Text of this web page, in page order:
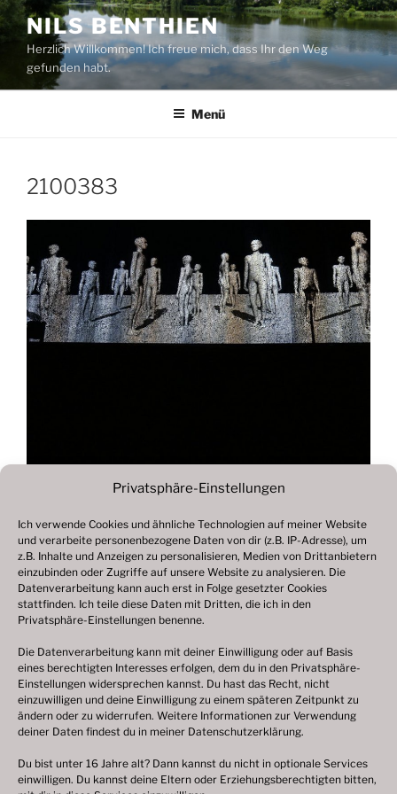
Privatsphäre-Einstellungen
Ich verwende Cookies und ähnliche Technologien auf meiner Website
und verarbeite personenbezogene Daten von dir (z.B. IP-Adresse), um
z.B. Inhalte und Anzeigen zu personalisieren, Medien von Drittanbietern
einzubinden oder Zugriffe auf unsere Website zu analysieren. Die
Datenverarbeitung kann auch erst in Folge gesetzter Cookies
stattfinden. Ich teile diese Daten mit Dritten, die ich in den
Privatsphäre-Einstellungen benenne.
Die Datenverarbeitung kann mit deiner Einwilligung oder auf Basis
eines berechtigten Interesses erfolgen, dem du in den Privatsphäre-
Einstellungen widersprechen kannst. Du hast das Recht, nicht
einzuwilligen und deine Einwilligung zu einem späteren Zeitpunkt zu
ändern oder zu widerrufen. Weitere Informationen zur Verwendung
deiner Daten findest du in meiner Datenschutzerklärung.
Du bist unter 16 Jahre alt? Dann kannst du nicht in optionale Services
einwilligen. Du kannst deine Eltern oder Erziehungsberechtigten bitten,
Zum
Inhalt
springen
NILS BENTHIEN
Herzlich Willkommen! Ich freue mich, dass Ihr den Weg
gefunden habt.
Menü
2100383
Beitragsnavigation
Vorheriger
Beitrag
Fotogalerie 2021
© 2003 – 2025 nilsbenthien.de,Datenschutzerklärung
|Cookie-Richtlinie EU|Impressum